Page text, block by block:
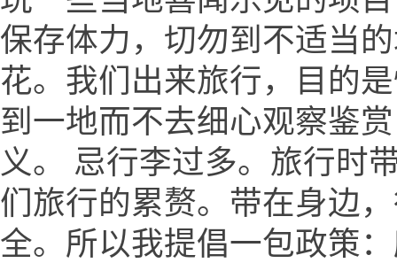
保存体力，切勿到不适当
花。我们出来旅行，目的
到一地而不去细心观察鉴
义。 忌行李过多。旅行时
们旅行的累赘。带在身边
全。所以我提倡一包政策